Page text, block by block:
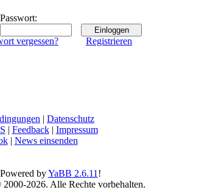
Passwort:
Registrieren
vergessen?
| Datenschutz
| Feedback| Impressum
| News einsenden
byYaBB 2.6.11 !
2026. Alle Rechte vorbehalten.